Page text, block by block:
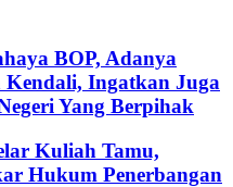
BOP, Adanya
Kendali, Ingatkan Juga
Yang Berpihak
Kuliah Tamu,
Hukum Penerbangan